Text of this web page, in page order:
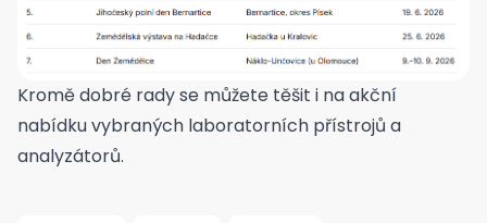
Kromě dobré rady se můžete těšit i na akční
nabídku vybraných laboratorních přístrojů a
analyzátorů.